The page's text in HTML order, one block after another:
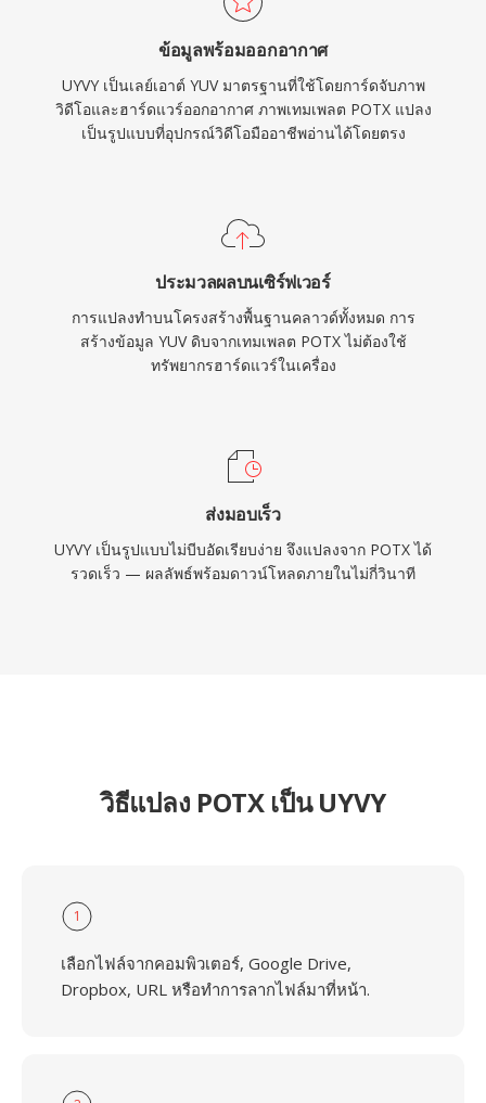
ข้อมูลพร้อมออกอากาศ
UYVY เป็นเลย์เอาต์ YUV มาตรฐานที่ใช้โดยการ์ดจับภาพ
วิดีโอและฮาร์ดแวร์ออกอากาศ ภาพเทมเพลต POTX แปลง
เป็นรูปแบบที่อุปกรณ์วิดีโอมืออาชีพอ่านได้โดยตรง
ประมวลผลบนเซิร์ฟเวอร์
การแปลงทำบนโครงสร้างพื้นฐานคลาวด์ทั้งหมด การ
สร้างข้อมูล YUV ดิบจากเทมเพลต POTX ไม่ต้องใช้
ทรัพยากรฮาร์ดแวร์ในเครื่อง
ส่งมอบเร็ว
UYVY เป็นรูปแบบไม่บีบอัดเรียบง่าย จึงแปลงจาก POTX ได้
รวดเร็ว — ผลลัพธ์พร้อมดาวน์โหลดภายในไม่กี่วินาที
วิธีแปลง POTX เป็น UYVY
1
เลือกไฟล์จากคอมพิวเตอร์, Google Drive,
Dropbox, URL หรือทำการลากไฟล์มาที่หน้า.